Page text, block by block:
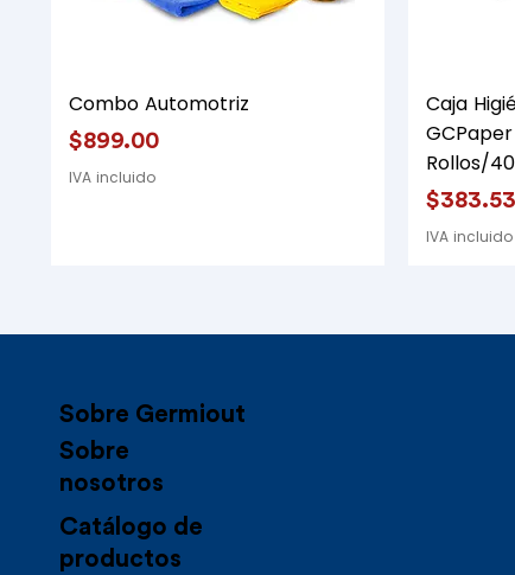
Vista rápida
Combo Automotriz
Precio
$899.00
IVA incluido
Caja
Rollos/
Precio
$383.53
IVA incluido
Sobre Germiout​
Sobre
nosotros
Catálogo de
productos